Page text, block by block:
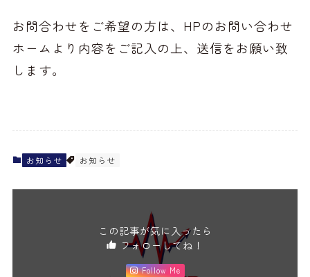
お問合わせをご希望の方は、HPのお問い合わせ
ホームより内容をご記入の上、送信をお願い致
します。
お知らせ お知らせ
この記事が気に入ったら
フォローしてね！
Follow Me